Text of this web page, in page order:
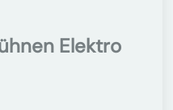
Elektro